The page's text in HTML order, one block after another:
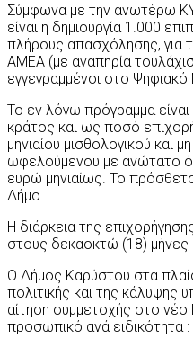
Σύμφωνα με την ανωτέρω
είναι η δημιουργία 1.000
πλήρους απασχόλησης, για
ΑΜΕΑ (με αναπηρία
εγγεγραμμένοι στο
Το εν λόγω πρόγραμμα
κράτος και ως ποσό
μηνιαίου μισθολογικού και
ωφελούμενου με ανώτατο
ευρώ μηνιαίως. Το
Δήμο.
Η διάρκεια της
στους δεκαοκτώ (18) μήνες
Ο Δήμος Καρύστου στα
πολιτικής και της κάλυψης
αίτηση συμμετοχής στο
προσωπικό ανά ειδικότητα :